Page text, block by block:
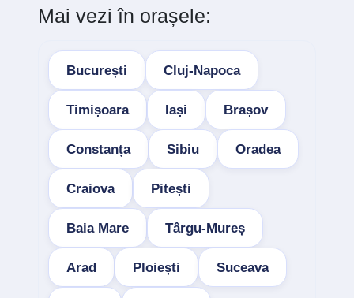
Mai vezi în orașele:
București Cluj-Napoca
Timișoara Iași Brașov
Constanța Sibiu Oradea
Craiova Pitești
Baia Mare Târgu-Mureș
Arad Ploiești Suceava